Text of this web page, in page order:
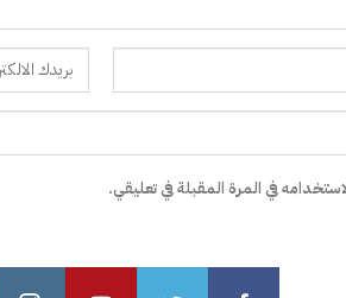
في المرة المقبلة في تعليقي.